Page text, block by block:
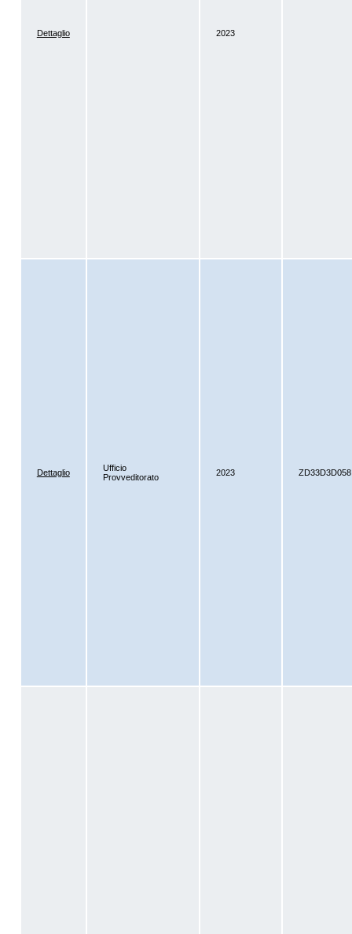
Dettaglio 2023
Dettaglio
Ufficio
Provveditorato
2023 ZD33D3D058